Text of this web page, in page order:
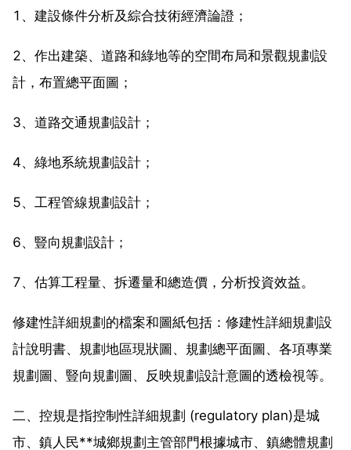
1、建設條件分析及綜合技術經濟論證；
2、作出建築、道路和綠地等的空間布局和景觀規劃設
計，布置總平面圖；
3、道路交通規劃設計；
4、綠地系統規劃設計；
5、工程管線規劃設計；
6、豎向規劃設計；
7、估算工程量、拆遷量和總造價，分析投資效益。
修建性詳細規劃的檔案和圖紙包括：修建性詳細規劃設
計說明書、規劃地區現狀圖、規劃總平面圖、各項專業
規劃圖、豎向規劃圖、反映規劃設計意圖的透檢視等。
二、控規是指控制性詳細規劃 (regulatory plan)是城
市、鎮人民**城鄉規劃主管部門根據城市、鎮總體規劃